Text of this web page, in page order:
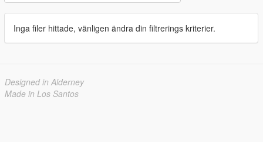
Inga filer hittade, vänligen ändra din filtrerings kriterier.
Designed in Alderney
Made in Los Santos